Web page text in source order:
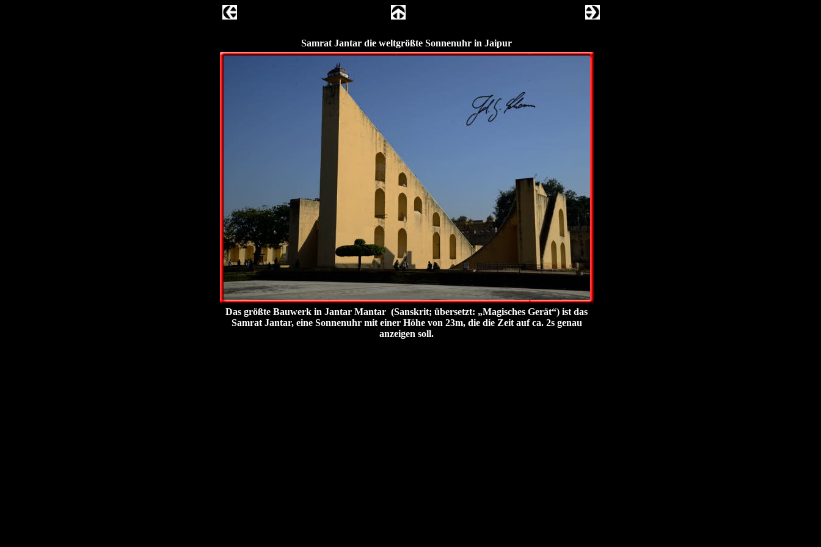
Samrat Jantar die weltgrößte Sonnenuhr in Jaipur
Das größte Bauwerk in Jantar Mantar (Sanskrit; übersetzt: „Magisches Gerät“) ist das
Samrat Jantar, eine Sonnenuhr mit einer Höhe von 23m, die die Zeit auf ca. 2s genau
anzeigen soll.